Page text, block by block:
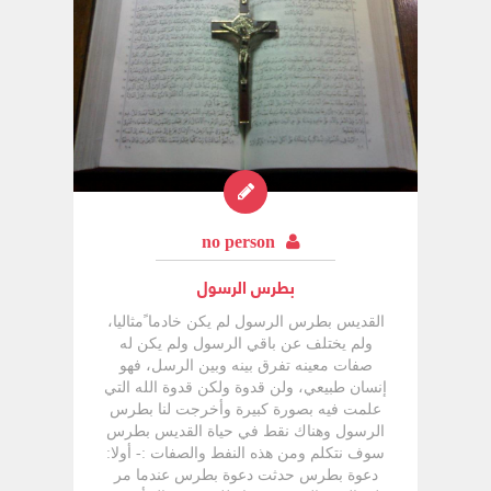
21:2". لو كتب الرسل الإنجيل لكان كتاباً بشرياً
. الروح تكلم فيهم فهو من الله. + حلّ الروح
القدس هنا على التلاميذ علناً بعكس نفخة الروح
القدس التي أخذوها في العلية والأبواب مغلقة.
وذلك لسببين: 1. أعلن الرب تأييده للرسل علناً
أمام الناس، إنهم مرسلون من عنده حقيقة
لاصطياد الناس. 2. أعلن شرعيتهم ككنيسة.
الرسل ككنيسة وهو باق فيها ومتدفق جريانه
والسواقي هي الأسرار، فلا حلول للروح
إن كان أحد لا يولد من الماء والروح لا يقدر أن
يدخل ملكوت الله. يوحنا 3:3. رسم الرب هذا
السر هو ولادة جديدة بل هو تجديد الطبيعة
البشرية كلها. والروح القدس يعمل خلال هذا
السر. 2. في سر المسحة المقدسة: الذي فيه
أيضاً إذا آمنتم ختمتم بروح الموعد القدوس
الذي هو عربون ميراثنا لفداء المقتنى لمدح
مجده. أفسس 14:1. + في العهد القديم كانت
المسحة من أهم طقوس التكريس، ولدهن
no person
بطرس الرسول
القديس بطرس الرسول لم يكن خادما ًمثاليا،
ولم يختلف عن باقي الرسول ولم يكن له
صفات معينه تفرق بينه وبين الرسل، فهو
إنسان طبيعي، ولن قدوة ولكن قدوة الله التي
علمت فيه بصورة كبيرة وأخرجت لنا بطرس
الرسول وهناك نقط في حياة القديس بطرس
سوف نتكلم ومن هذه النفط والصفات :- أولا:
دعوة بطرس حدثت دعوة بطرس عندما مر